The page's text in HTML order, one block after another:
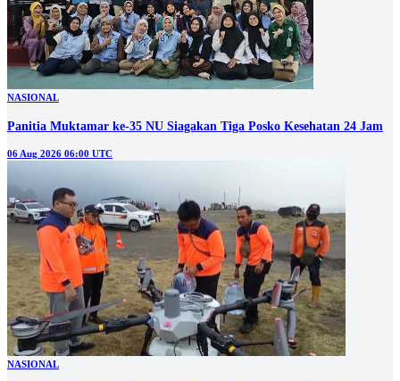
NASIONAL
Panitia Muktamar ke-35 NU Siagakan Tiga Posko Kesehatan 24 Jam
06 Aug 2026 06:00 UTC
NASIONAL